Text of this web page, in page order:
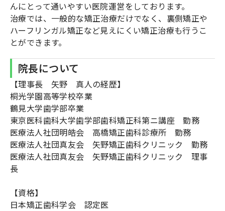
んにとって通いやすい医院運営をしております。
治療では、一般的な矯正治療だけでなく、裏側矯正や
ハーフリンガル矯正など見えにくい矯正治療も行うこ
とができます。
院長について
【理事長 矢野 真人の経歴】
桐光学園高等学校卒業
鶴見大学歯学部卒業
東京医科歯科大学歯学部歯科矯正科第ニ講座 勤務
医療法人社団明皓会 高橋矯正歯科診療所 勤務
医療法人社団真友会 矢野矯正歯科クリニック 勤務
医療法人社団真友会 矢野矯正歯科クリニック 理事
長
【資格】
日本矯正歯科学会 認定医